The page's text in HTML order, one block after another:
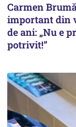
Carmen
important din
de ani: „Nu e
potrivit!”